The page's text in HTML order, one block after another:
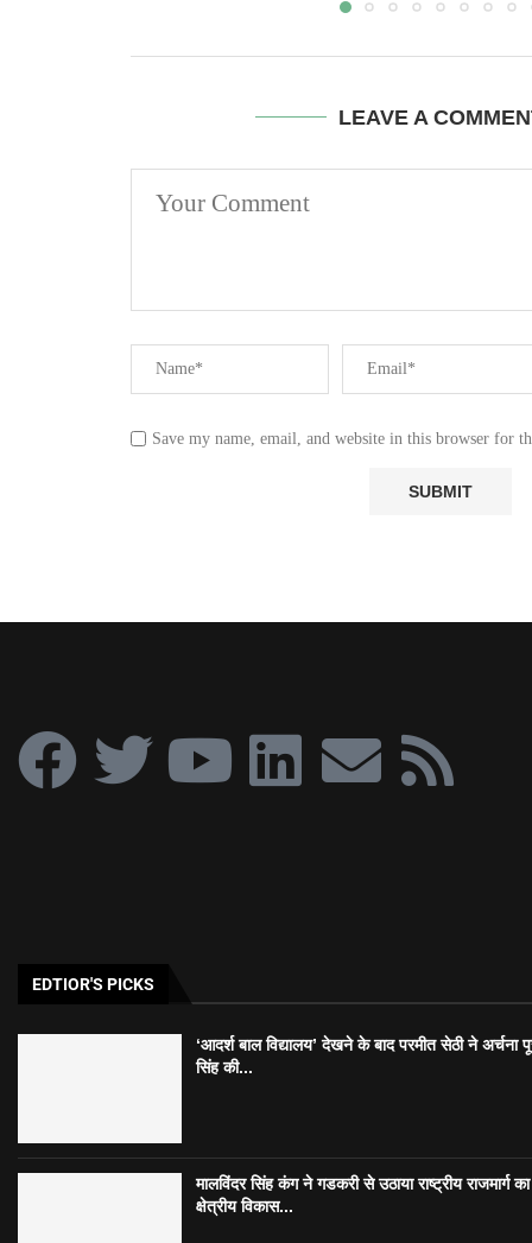
LEAVE A
Save my name, email, and website in this browser for
EDTIOR'S PICKS
‘आदर्श बाल विद्यालय’ देखने के बाद परमीत सेठी ने अर्चना
सिंह की...
मालविंदर सिंह कंग ने गडकरी से उठाया राष्ट्रीय राजमार्ग का
क्षेत्रीय विकास...